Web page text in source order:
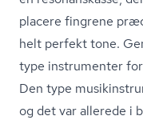
placere fingrene
helt perfekt tone.
type instrumenter
Den type
og det var allerede i